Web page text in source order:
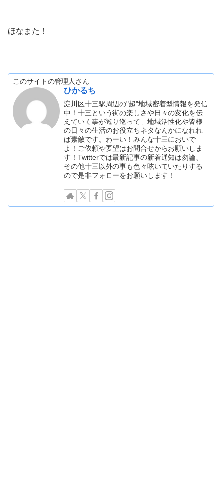
ほなまた！
このサイトの管理人さん
ひかるち
淀川区十三駅周辺の"超"地域密着型情報を発信
中！十三という街の楽しさや日々の変化を伝
えていく事が巡り巡って、地域活性化や皆様
の日々の生活のお役立ちネタなんかになれれ
ば素敵です。わーい！みんな十三においで
よ！ご依頼や要望はお問合せからお願いしま
す！Twitterでは最新記事の新着通知は勿論、
その他十三以外の事も色々呟いていたりする
ので是非フォローをお願いします！